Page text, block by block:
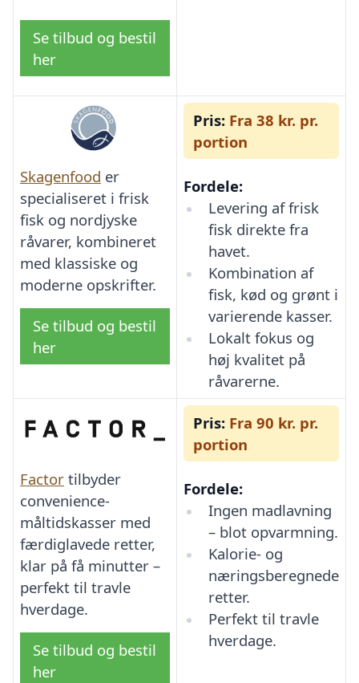
Se tilbud og bestil
her
Skagenfood er
specialiseret i frisk
fisk og nordjyske
råvarer, kombineret
med klassiske og
moderne opskrifter.
Se tilbud og bestil
her
Pris: Fra 38 kr. pr.
portion
Fordele:
Levering af frisk
fisk direkte fra
havet.
Kombination af
fisk, kød og grønt i
varierende kasser.
Lokalt fokus og
høj kvalitet på
råvarerne.
Factor tilbyder
convenience-
måltidskasser med
færdiglavede retter,
klar på få minutter –
perfekt til travle
hverdage.
Se tilbud og bestil
her
Pris: Fra 90 kr. pr.
portion
Fordele:
Ingen madlavning
– blot opvarmning.
Kalorie- og
næringsberegnede
retter.
Perfekt til travle
hverdage.